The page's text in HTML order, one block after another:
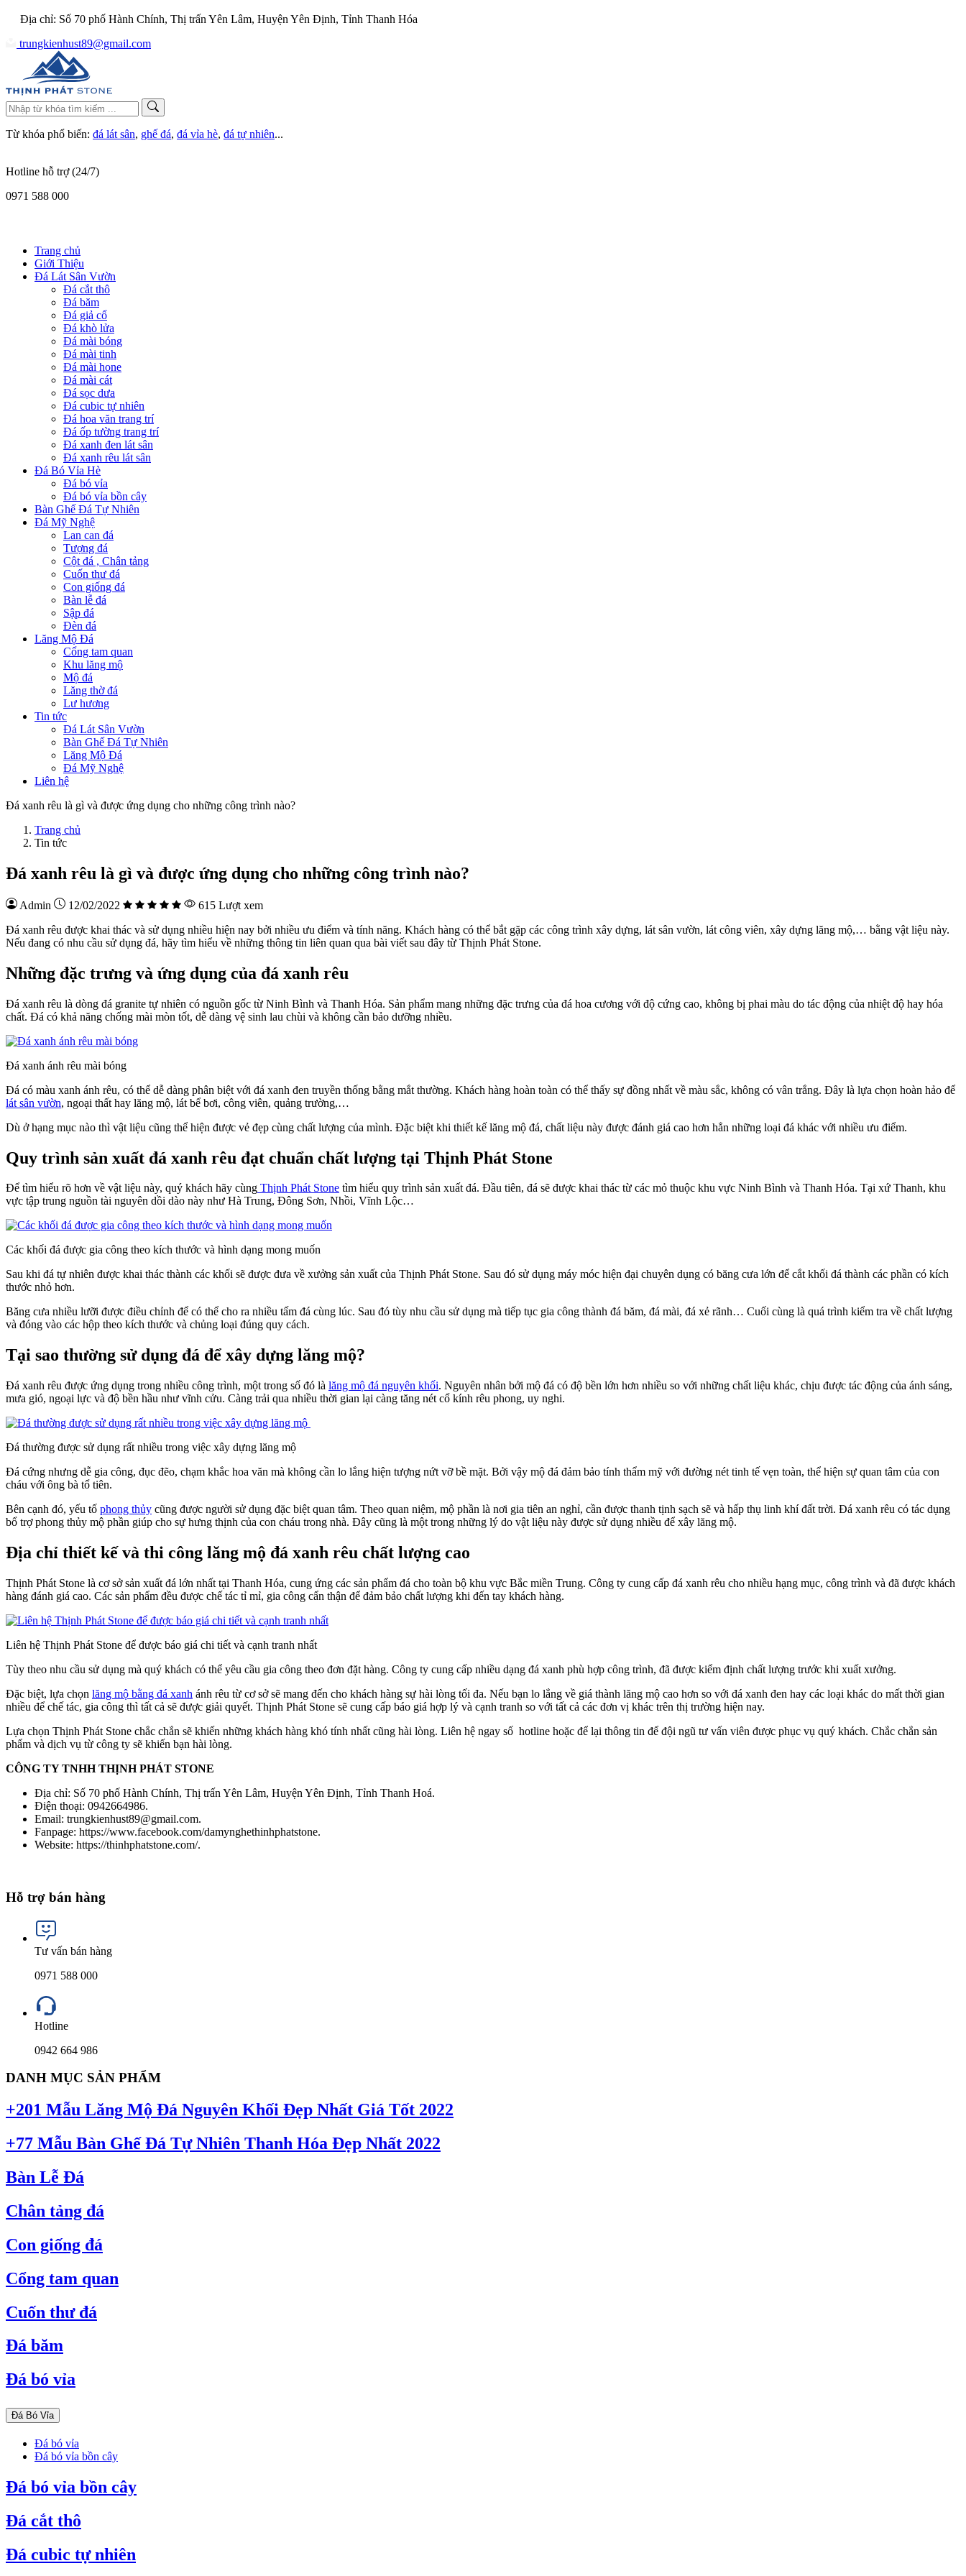
Địa chỉ: Số 70 phố Hành Chính, Thị trấn Yên Lâm, Huyện Yên Định, Tỉnh Thanh Hóa
trungkienhust89@gmail.com
Từ khóa phổ biến: đá lát sân, ghế đá, đá vỉa hè, đá tự nhiên...
Hotline hỗ trợ (24/7)
0971 588 000
Trang chủ
Giới Thiệu
Đá Lát Sân Vườn
Đá cắt thô
Đá băm
Đá giả cổ
Đá khò lửa
Đá mài bóng
Đá mài tinh
Đá mài hone
Đá mài cát
Đá sọc dưa
Đá cubic tự nhiên
Đá hoa văn trang trí
Đá ốp tường trang trí
Đá xanh đen lát sân
Đá xanh rêu lát sân
Đá Bó Vỉa Hè
Đá bó vỉa
Đá bó vỉa bồn cây
Bàn Ghế Đá Tự Nhiên
Đá Mỹ Nghệ
Lan can đá
Tượng đá
Cột đá , Chân tảng
Cuốn thư đá
Con giống đá
Bàn lễ đá
Sập đá
Đèn đá
Lăng Mộ Đá
Cổng tam quan
Khu lăng mộ
Mộ đá
Lăng thờ đá
Lư hương
Tin tức
Đá Lát Sân Vườn
Bàn Ghế Đá Tự Nhiên
Lăng Mộ Đá
Đá Mỹ Nghệ
Liên hệ
Đá xanh rêu là gì và được ứng dụng cho những công trình nào?
Trang chủ
Tin tức
Đá xanh rêu là gì và được ứng dụng cho những công trình nào?
Admin 12/02/2022
615 Lượt xem
Đá xanh rêu được khai thác và sử dụng nhiều hiện nay bởi nhiều ưu điểm và tính năng. Khách hàng có thể bắt gặp các công trình xây dựng, lát sân vườn, lát công viên, xây dựng lăng mộ,… bằng vật liệu này.
Nếu đang có nhu cầu sử dụng đá, hãy tìm hiểu về những thông tin liên quan qua bài viết sau đây từ Thịnh Phát Stone.
Những đặc trưng và ứng dụng của đá xanh rêu
Đá xanh rêu là dòng đá granite tự nhiên có nguồn gốc từ Ninh Bình và Thanh Hóa. Sản phẩm mang những đặc trưng của đá hoa cương với độ cứng cao, không bị phai màu do tác động của nhiệt độ hay hóa
chất. Đá có khả năng chống mài mòn tốt, dễ dàng vệ sinh lau chùi và không cần bảo dưỡng nhiều.
Đá xanh ánh rêu mài bóng
Đá có màu xanh ánh rêu, có thể dễ dàng phân biệt với đá xanh đen truyền thống bằng mắt thường. Khách hàng hoàn toàn có thể thấy sự đồng nhất về màu sắc, không có vân trắng. Đây là lựa chọn hoàn hảo để
lát sân vườn, ngoại thất hay lăng mộ, lát bể bơi, công viên, quảng trường,…
Dù ở hạng mục nào thì vật liệu cũng thể hiện được vẻ đẹp cùng chất lượng của mình. Đặc biệt khi thiết kế lăng mộ đá, chất liệu này được đánh giá cao hơn hẳn những loại đá khác với nhiều ưu điểm.
Quy trình sản xuất đá xanh rêu đạt chuẩn chất lượng tại Thịnh Phát Stone
Để tìm hiểu rõ hơn về vật liệu này, quý khách hãy cùng Thịnh Phát Stone tìm hiểu quy trình sản xuất đá. Đầu tiên, đá sẽ được khai thác từ các mỏ thuộc khu vực Ninh Bình và Thanh Hóa. Tại xứ Thanh, khu
vực tập trung nguồn tài nguyên dồi dào này như Hà Trung, Đông Sơn, Nhồi, Vĩnh Lộc…
Các khối đá được gia công theo kích thước và hình dạng mong muốn
Sau khi đá tự nhiên được khai thác thành các khối sẽ được đưa về xưởng sản xuất của Thịnh Phát Stone. Sau đó sử dụng máy móc hiện đại chuyên dụng có băng cưa lớn để cắt khối đá thành các phần có kích
thước nhỏ hơn.
Băng cưa nhiều lưỡi được điều chỉnh để có thể cho ra nhiều tấm đá cùng lúc. Sau đó tùy nhu cầu sử dụng mà tiếp tục gia công thành đá băm, đá mài, đá xẻ rãnh… Cuối cùng là quá trình kiểm tra về chất lượng
và đóng vào các hộp theo kích thước và chủng loại đúng quy cách.
Tại sao thường sử dụng đá để xây dựng lăng mộ?
Đá xanh rêu được ứng dụng trong nhiều công trình, một trong số đó là lăng mộ đá nguyên khối. Nguyên nhân bởi mộ đá có độ bền lớn hơn nhiều so với những chất liệu khác, chịu được tác động của ánh sáng,
mưa gió, ngoại lực và độ bền hầu như vĩnh cửu. Càng trải qua nhiều thời gian lại càng tăng nét cổ kính rêu phong, uy nghi.
Đá thường được sử dụng rất nhiều trong việc xây dựng lăng mộ
Đá cứng nhưng dễ gia công, đục đẽo, chạm khắc hoa văn mà không cần lo lắng hiện tượng nứt vỡ bề mặt. Bởi vậy mộ đá đảm bảo tính thẩm mỹ với đường nét tinh tế vẹn toàn, thể hiện sự quan tâm của con
cháu với ông bà tổ tiên.
Bên cạnh đó, yếu tố phong thủy cũng được người sử dụng đặc biệt quan tâm. Theo quan niệm, mộ phần là nơi gia tiên an nghỉ, cần được thanh tịnh sạch sẽ và hấp thụ linh khí đất trời. Đá xanh rêu có tác dụng
bổ trợ phong thủy mộ phần giúp cho sự hưng thịnh của con cháu trong nhà. Đây cũng là một trong những lý do vật liệu này được sử dụng nhiều để xây lăng mộ.
Địa chỉ thiết kế và thi công lăng mộ đá xanh rêu chất lượng cao
Thịnh Phát Stone là cơ sở sản xuất đá lớn nhất tại Thanh Hóa, cung ứng các sản phẩm đá cho toàn bộ khu vực Bắc miền Trung. Công ty cung cấp đá xanh rêu cho nhiều hạng mục, công trình và đã được khách
hàng đánh giá cao. Các sản phẩm đều được chế tác tỉ mỉ, gia công cẩn thận để đảm bảo chất lượng khi đến tay khách hàng.
Liên hệ Thịnh Phát Stone để được báo giá chi tiết và cạnh tranh nhất
Tùy theo nhu cầu sử dụng mà quý khách có thể yêu cầu gia công theo đơn đặt hàng. Công ty cung cấp nhiều dạng đá xanh phù hợp công trình, đã được kiểm định chất lượng trước khi xuất xưởng.
Đặc biệt, lựa chọn lăng mộ bằng đá xanh ánh rêu từ cơ sở sẽ mang đến cho khách hàng sự hài lòng tối đa. Nếu bạn lo lắng về giá thành lăng mộ cao hơn so với đá xanh đen hay các loại khác do mất thời gian
nhiều để chế tác, gia công thì tất cả sẽ được giải quyết. Thịnh Phát Stone sẽ cung cấp báo giá hợp lý và cạnh tranh so với tất cả các đơn vị khác trên thị trường hiện nay.
Lựa chọn Thịnh Phát Stone chắc chắn sẽ khiến những khách hàng khó tính nhất cũng hài lòng. Liên hệ ngay số hotline hoặc để lại thông tin để đội ngũ tư vấn viên được phục vụ quý khách. Chắc chắn sản
phẩm và dịch vụ từ công ty sẽ khiến bạn hài lòng.
CÔNG TY TNHH THỊNH PHÁT STONE
Địa chỉ: Số 70 phố Hành Chính, Thị trấn Yên Lâm, Huyện Yên Định, Tỉnh Thanh Hoá.
Điện thoại: 0942664986.
Email: trungkienhust89@gmail.com.
Fanpage: https://www.facebook.com/damynghethinhphatstone.
Website: https://thinhphatstone.com/.
Hỗ trợ bán hàng
Tư vấn bán hàng
0971 588 000
Hotline
0942 664 986
DANH MỤC SẢN PHẨM
+201 Mẫu Lăng Mộ Đá Nguyên Khối Đẹp Nhất Giá Tốt 2022
+77 Mẫu Bàn Ghế Đá Tự Nhiên Thanh Hóa Đẹp Nhất 2022
Bàn Lễ Đá
Chân tảng đá
Con giống đá
Cổng tam quan
Cuốn thư đá
Đá băm
Đá bó vỉa
Đá Bó Vỉa
Đá bó vỉa
Đá bó vỉa bồn cây
Đá bó vỉa bồn cây
Đá cắt thô
Đá cubic tự nhiên